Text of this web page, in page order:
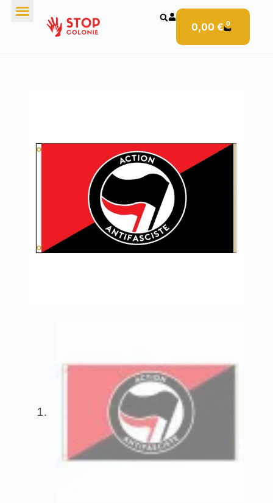
0,00 € 0